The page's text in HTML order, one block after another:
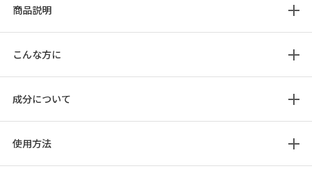
商品説明
こんな方に
成分について
使用方法